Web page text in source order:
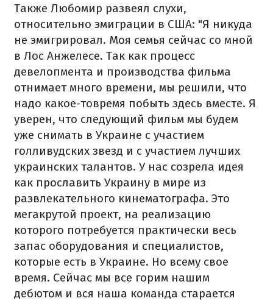
Также Любомир развеял слухи,
относительно эмиграции в США: "Я никуда
не эмигрировал. Моя семья сейчас со мной
в Лос Анжелесе. Так как процесс
девелопмента и производства фильма
отнимает много времени, мы решили, что
надо какое-товремя побыть здесь вместе. Я
уверен, что следующий фильм мы будем
уже снимать в Украине с участием
голливудских звезд и с участием лучших
украинских талантов. У нас созрела идея
как прославить Украину в мире из
развлекательного кинематографа. Это
мегакрутой проект, на реализацию
которого потребуется практически весь
запас оборудования и специалистов,
которые есть в Украине. Но всему свое
время. Сейчас мы все горим нашим
дебютом и вся наша команда старается